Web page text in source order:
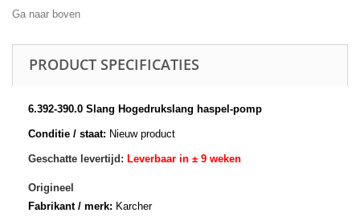
Ga naar boven
PRODUCT SPECIFICATIES
6.392-390.0 Slang Hogedrukslang haspel-pomp
Conditie / staat: Nieuw product
Geschatte levertijd: Leverbaar in ± 9 weken
Origineel
Fabrikant / merk: Karcher